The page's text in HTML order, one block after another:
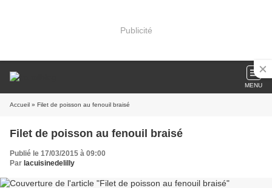
Publicité
MENU
Accueil » Filet de poisson au fenouil braisé
Filet de poisson au fenouil braisé
Publié le 17/03/2015 à 09:00
Par lacuisinedelilly